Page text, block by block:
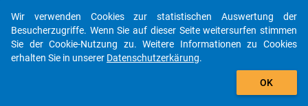
das
auto_stories
add_shopping_cart
Wir verwenden Cookies zur statistischen Auswertung der
Besucherzugriffe. Wenn Sie auf dieser Seite weitersurfen stimmen
Sie der Cookie-Nutzung zu. Weitere Informationen zu Cookies
erhalten Sie in unserer Datenschutzerkärung.
OK